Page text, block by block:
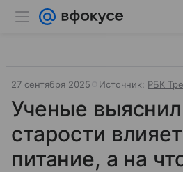
27 сентября 2025 Источник: РБК
Ученые
старости
питание, а на